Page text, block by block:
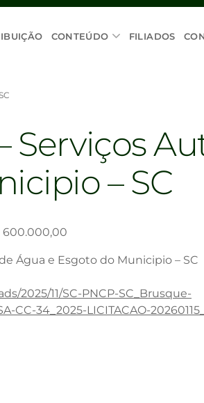
CONTEÚDO FILIADOS
Serviços
– SC
600.000,00
Água e Esgoto do Municipio – SC
2025/11/SC-PNCP-SC_Brusque-
CC-34_2025-LICITACAO-